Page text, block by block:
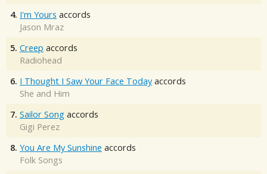
4. I'm Yours accords
Jason Mraz
5. Creep accords
Radiohead
6. I Thought I Saw Your Face Today accords
She and Him
7. Sailor Song accords
Gigi Perez
8. You Are My Sunshine accords
Folk Songs